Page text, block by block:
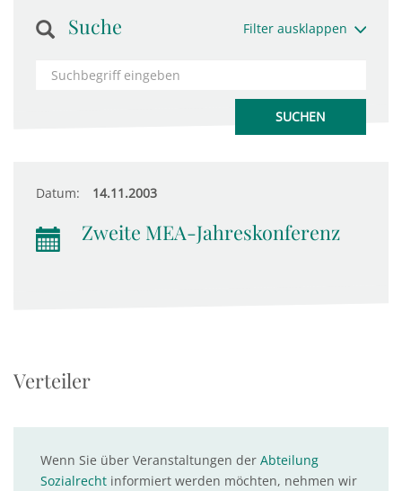
Suche Filter ausklappen
Datum: 14.11.2003
Zweite MEA-Jahreskonferenz
Verteiler
Wenn Sie über Veranstaltungen der Abteilung
Sozialrecht informiert werden möchten, nehmen wir